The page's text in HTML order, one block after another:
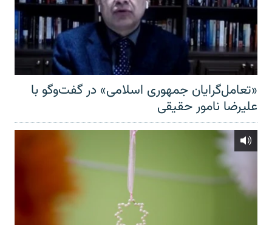
«تعامل‌گرایان جمهوری اسلامی» در گفت‌وگو با
علیرضا نامور حقیقی